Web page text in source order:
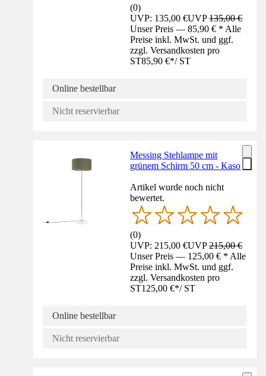
(0)
UVP: 135,00 €UVP135,00 €
Unser Preis — 85,90 € * Alle
Preise inkl. MwSt. und ggf.
zzgl. Versandkosten pro
ST85,90 €*/ ST
Online bestellbar
Nicht reservierbar
Messing Stehlampe mit
grünem Schirm 50 cm - Kaso
Artikel wurde noch nicht
bewertet.
(0)
UVP: 215,00 €UVP215,00 €
Unser Preis — 125,00 € * Alle
Preise inkl. MwSt. und ggf.
zzgl. Versandkosten pro
ST125,00 €*/ ST
Online bestellbar
Nicht reservierbar